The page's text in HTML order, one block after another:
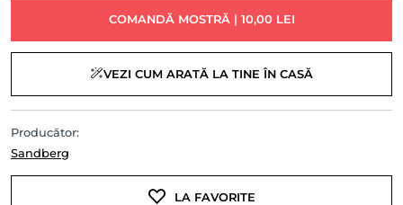
COMANDĂ MOSTRĂ | 10,00 LEI
VEZI CUM ARATĂ LA TINE ÎN CASĂ
Producător:
Sandberg
LA FAVORITE